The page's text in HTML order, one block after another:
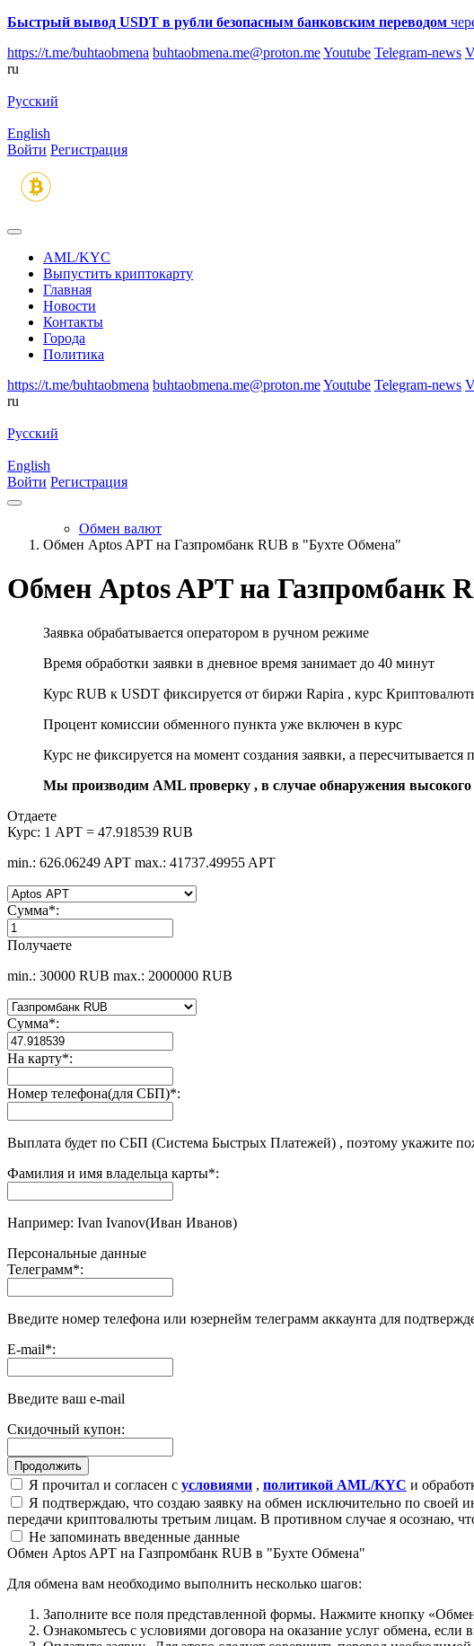
Быстрый вывод USDT в рубли безопасным банковским переводом
https://t.me/buhtaobmena buhtaobmena.me@proton.meYoutube Telegram-news
ru
Русский
English
Войти Регистрация
AML/KYC
Выпустить криптокарту
Главная
Новости
Контакты
Города
Политика
https://t.me/buhtaobmena buhtaobmena.me@proton.meYoutube Telegram-news
ru
Русский
English
Войти Регистрация
Обмен валют
Обмен Aptos APT на Газпромбанк RUB в "Бухте Обмена"
Обмен Aptos APT на Газпромбанк
Заявка обрабатывается оператором в ручном режиме
Время обработки заявки в дневное время занимает до 40 минут
Курс RUB к USDT фиксируется от биржи Rapira , курс
Процент комиссии обменного пункта уже включен в курс
Курс не фиксируется на момент создания заявки, а
Мы производим AML проверку , в случае обнаружения
Отдаете
Курс: 1 APT = 47.918539 RUB
min.: 626.06249 APT max.: 41737.49955 APT
Сумма*:
Получаете
min.: 30000 RUB max.: 2000000 RUB
Сумма*:
На карту*:
Номер телефона(для СБП)*:
Выплата будет по СБП (Система Быстрых Платежей) , поэтому укажите
Фамилия и имя владельца карты*:
Например: Ivan Ivanov(Иван Иванов)
Персональные данные
Телеграмм*:
Введите номер телефона или юзернейм телеграмм аккаунта для
E-mail*:
Введите ваш e-mail
Скидочный купон:
Я прочитал и согласен с условиями , политикой AML/KYC и
Я подтверждаю, что создаю заявку на обмен исключительно по своей
передачи криптовалюты третьим лицам. В противном случае я осознаю,
Не запоминать введенные данные
Обмен Aptos APT на Газпромбанк RUB в "Бухте Обмена"
Для обмена вам необходимо выполнить несколько шагов:
Заполните все поля представленной формы. Нажмите кнопку
Ознакомьтесь с условиями договора на оказание услуг обмена,